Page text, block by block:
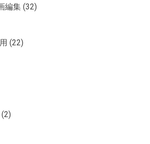
編集 (32)
(22)
(2)